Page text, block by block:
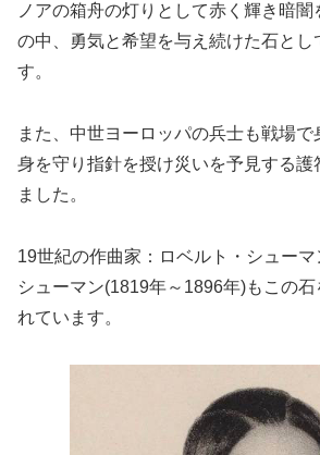
ノアの箱舟の灯りとして赤く輝き暗
の中、勇気と希望を与え続けた石とし
す。
また、中世ヨーロッパの兵士も戦場で
身を守り指針を授け災いを予見する護
ました。
19世紀の作曲家：ロベルト・シューマ
シューマン(1819年～1896年)もこの
れています。